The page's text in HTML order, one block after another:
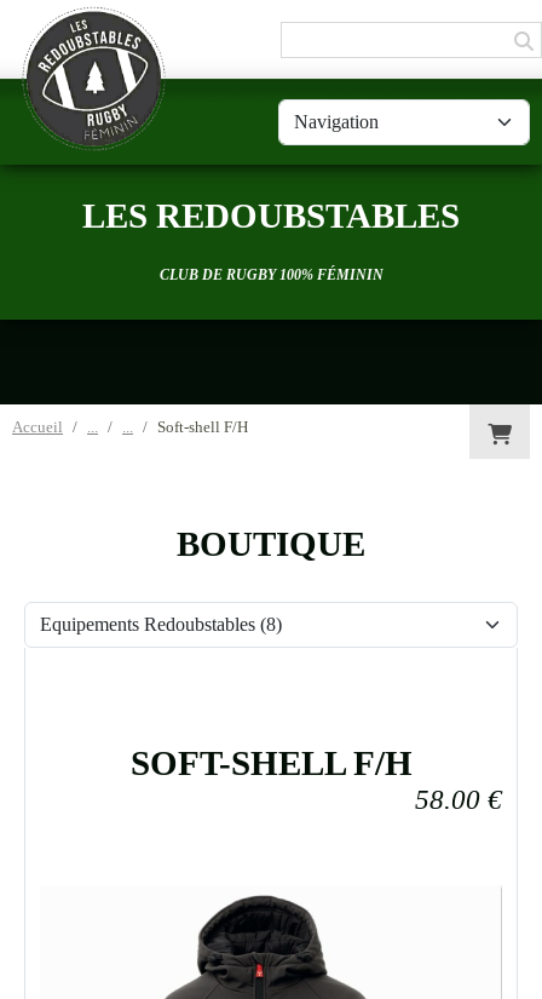
LES REDOUBSTABLES
CLUB DE RUGBY 100% FÉMININ
Accueil Soft-shell F/H
BOUTIQUE
SOFT-SHELL F/H
58.00 €
Panneau de gestion des cookies